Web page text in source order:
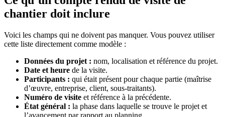
chantier doit inclure
Voici les champs qui ne doivent pas manquer. Vous pouvez utiliser
cette liste directement comme modèle :
Données du projet : nom, localisation et référence du projet.
Date et heure de la visite.
Participants : qui était présent pour chaque partie (maîtrise
d’œuvre, entreprise, client, sous-traitants).
Numéro de visite et référence à la précédente.
État général : la phase dans laquelle se trouve le projet et